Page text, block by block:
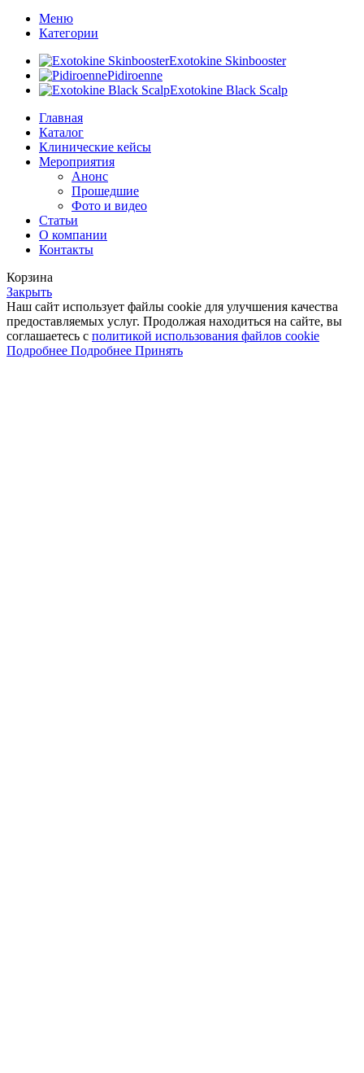
Меню
Категории
Exotokine Skinbooster
Pidiroenne
Exotokine Black Scalp
Главная
Каталог
Клинические кейсы
Мероприятия
Анонс
Прошедшие
Фото и видео
Статьи
О компании
Контакты
Корзина
Закрыть
Наш сайт использует файлы cookie для улучшения качества
предоставляемых услуг. Продолжая находиться на сайте, вы
соглашаетесь с политикой использования файлов cookie
Подробнее Подробнее Принять